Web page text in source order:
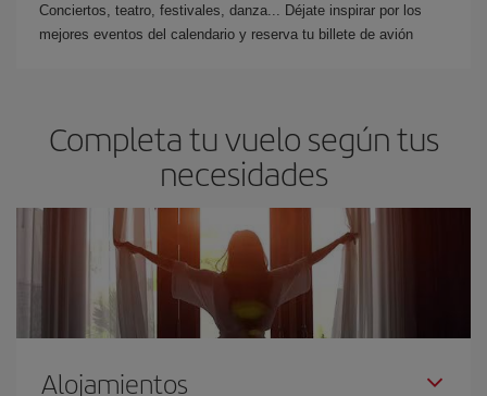
Conciertos, teatro, festivales, danza... Déjate inspirar por los
mejores eventos del calendario y reserva tu billete de avión
Completa tu vuelo según tus
necesidades
Alojamientos